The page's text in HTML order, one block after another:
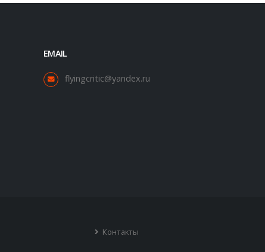
EMAIL
flyingcritic@yandex.ru
Контакты